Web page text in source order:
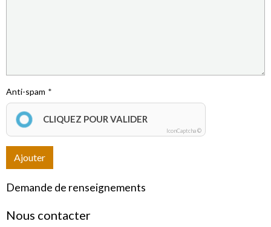
Anti-spam
CLIQUEZ POUR VALIDER
IconCaptcha ©
Ajouter
Demande de renseignements
Nous contacter